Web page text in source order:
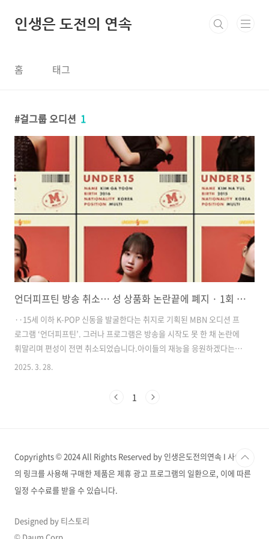
인생은 도전의 연속
홈 태그
걸그룹 오디션 1
언더피프틴 방송 취소… 성 상품화 논란끝에 폐지 · 1회 방송 보기
··15세 이하 K-POP 신동을 발굴한다는 취지로 기획된 MBN 오디션 프
로그램 ‘언더피프틴’. 그러나 프로그램은 방송을 시작도 못 한 채 논란에
휘말리며 편성이 전면 취소되었습니다.아이들의 재능을 응원하겠다는
명분은 있었지만, 그 뒤에는 무분별한 연출과 기획이 있었다는 비판이 커
다. 언더피프틴 논란 정리1. 방송의 시작과 취소 ‘언더피프틴’은 15세 이
입..
2025. 3. 28.
1
Copyrights © 2024 All Rights Reserved by 인생은도전의연속 I 사이트
의 링크를 사용해 구매한 제품은 제휴 광고 프로그램의 일환으로, 이에 따른
일정 수수료를 받을 수 있습니다.
Designed by 티스토리